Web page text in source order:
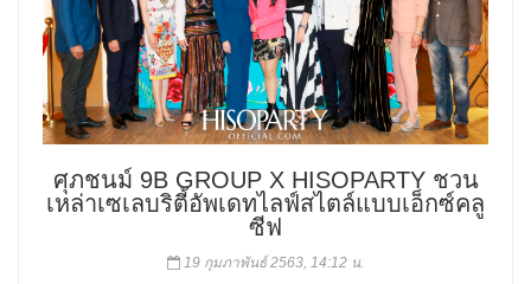
ศุภชนม์ 9B GROUP X HISOPARTY ชวน
เหล่าเซเลบริตี้อัพเดทไลฟ์สไตล์แบบเอ็กซ์คลู
ซีฟ
19 กุมภาพันธ์ 2563, 14:12 น.